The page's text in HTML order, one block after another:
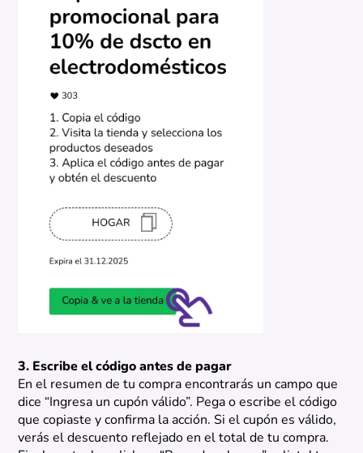
3. Escribe el código antes de pagar
En el resumen de tu compra encontrarás un campo que
dice “Ingresa un cupón válido”. Pega o escribe el código
que copiaste y confirma la acción. Si el cupón es válido,
verás el descuento reflejado en el total de tu compra.